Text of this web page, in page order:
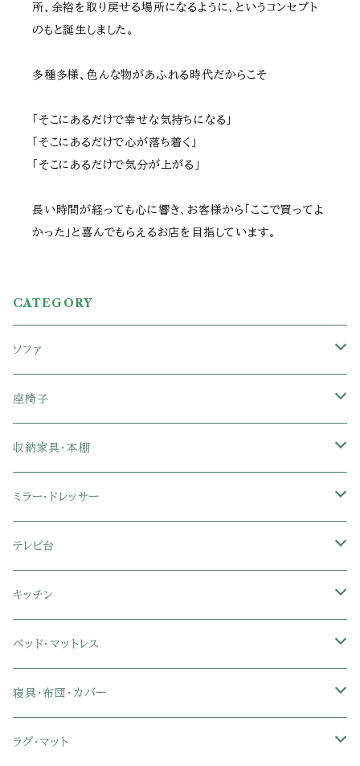
所、余裕を取り戻せる場所になるように、というコンセプト
のもと誕生しました。
多種多様、色んな物があふれる時代だからこそ
「そこにあるだけで幸せな気持ちになる」
「そこにあるだけで心が落ち着く」
「そこにあるだけで気分が上がる」
長い時間が経っても心に響き、お客様から「ここで買ってよ
かった」と喜んでもらえるお店を目指しています。
CATEGORY
ソファ
1人掛けソファ
2人掛けソファ
3人掛けソファ
フロアソファ・ローソファ
ソファベッド
カウチソファ・コーナーソファ
リクライニングソファ
スツール・オットマン
座椅子
1人掛け座椅子
2人掛け座椅子
リクライニング座椅子
肘付き座椅子
座椅子カバー
ポケットコイル座椅子
収納家具・本棚
カラーボックス
本棚・書棚
衣類・タンス・チェスト
ハンガーラック
ラック・シェルフ
スチールラック・メタルラック
ミラー・ドレッサー
ドレッサー・鏡台
ミラー・スタンドミラー
テレビ台
壁面収納・ハイタイプテレビ台
ミドルタイプテレビ台
ロータイプテレビ台
コーナーテレビ台
キッチン
食器棚・キッチンボード
レンジ台
キッチンワゴン
ベッド・マットレス
ローベッド
セミシングル
収納付きベッド
寝具・布団・カバー
掛け布団
ラグ・マット